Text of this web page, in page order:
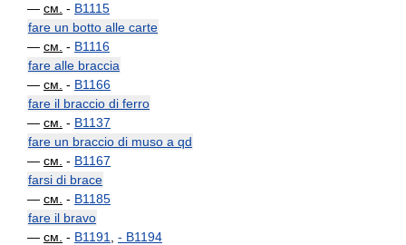
— см. - B1115
fare un botto alle carte
— см. - B1116
fare alle braccia
— см. - B1166
fare il braccio di ferro
— см. - B1137
fare un braccio di muso a qd
— см. - B1167
farsi di brace
— см. - B1185
fare il bravo
— см. - B1191 - B1194